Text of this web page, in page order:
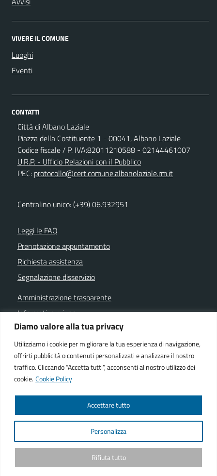
Diamo valore alla tua privacy
Utilizziamo i cookie per migliorare la tua esperienza di navigazione,
offrirti pubblicità o contenuti personalizzati e analizzare il nostro
traffico. Cliccando “Accetta tutti”, acconsenti al nostro utilizzo dei
cookie. Cookie Policy
Personalizza
Rifiuta tutto
Accettare tutto
VIVERE IL COMUNE
Luoghi
Eventi
CONTATTI
Città di Albano Laziale
Piazza della Costituente 1 - 00041, Albano Laziale
Codice fiscale / P. IVA:82011210588 - 02144461007
U.R.P. - Ufficio Relazioni con il Pubblico
PEC: protocollo@cert.comune.albanolaziale.rm.it
Centralino unico: (+39) 06.932951
Leggi le FAQ
Prenotazione appuntamento
Richiesta assistenza
Segnalazione disservizio
Amministrazione trasparente
Informativa privacy
Note legali
Dichiarazione di accessibilità
Cookie policy
Facebook istituzionale
Facebook museo civico
YouTubeTelegramWhatsapp
Powered byWe-COM srl